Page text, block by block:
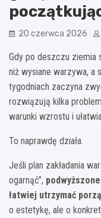
20 czerwca 2026
Gdy po deszczu ziemia
niż wysiane warzywa, a
tygodniach zaczyna
rozwiązują kilka
warunki wzrostu i
To naprawdę działa.
Jeśli plan zakładania
ogarnąć”,
łatwiej utrzymać
o estetykę, ale o